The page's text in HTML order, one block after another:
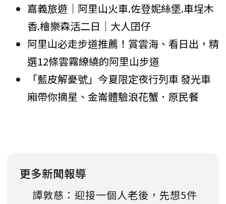
嘉義旅遊｜阿里山火車.佐登妮絲堡.車埕木
香.檜樂森活二日｜大人囝仔
阿里山必走步道推薦！賞雲海、看日出，精
選12條雲霧繚繞的阿里山步道
「藍皮解憂號」今夏限定夜行列車 發光車
廂帶你摘星、金崙體驗浪花蟹．原民餐
更多新聞報導
譚敦慈：迎接一個人老後，先想5件